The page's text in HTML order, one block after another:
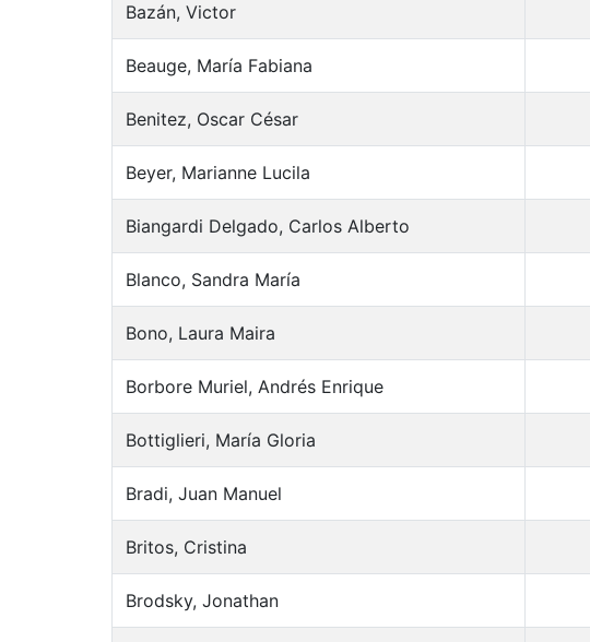
Bazán, Victor
Beauge, María Fabiana
Benitez, Oscar César
Beyer, Marianne Lucila
Biangardi Delgado, Carlos Alberto
Blanco, Sandra María
Bono, Laura Maira
Borbore Muriel, Andrés Enrique
Bottiglieri, María Gloria
Bradi, Juan Manuel
Britos, Cristina
Brodsky, Jonathan